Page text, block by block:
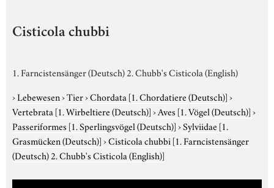
Cisticola chubbi
1. Farncistensänger (Deutsch) 2. Chubb's Cisticola (English)
›Lebewesen›Tier›Chordata [1. Chordatiere (Deutsch)]›
Vertebrata [1. Wirbeltiere (Deutsch)]›Aves [1. Vögel (Deutsch)]›
Passeriformes [1. Sperlingsvögel (Deutsch)]›Sylviidae [1.
Grasmücken (Deutsch)]›Cisticola chubbi [1. Farncistensänger
(Deutsch) 2. Chubb's Cisticola (English)]